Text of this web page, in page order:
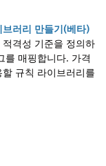
러리 만들기(베타)
격성 기준을 정의하
를 매핑합니다. 가격
규칙 라이브러리를
행 요소를 추가하
용합니다.